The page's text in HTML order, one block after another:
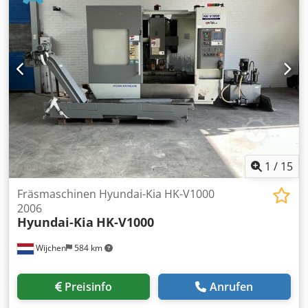
Getriebestufen: 2 Antriebsleistung: 100/40% - 32/44KW kW
Drehmoment: 100/40% - 827/1.241Nm Nm
Werkzeugaufnahme: HSK 100 Werkzeugplätze: 270 Anzahl
der Paletten: 2 Palettengröße: 800 x 800 mm B-Achse:
0,001° Ausstattungsmerkmale Elektronisches Handrad
Betriebsart: 4 Ölnebelabsaugung Innenkühlung (IKZ): 40
bar Papierbandfilter Messtaster: Renishaw OMP 60
Spänespülpistole
1 / 15
Wijchen 584 km
Fräsmaschinen Hyundai-Kia HK-V1000
2006
Hyundai-Kia HK-V1000
Preisinfo Anrufen